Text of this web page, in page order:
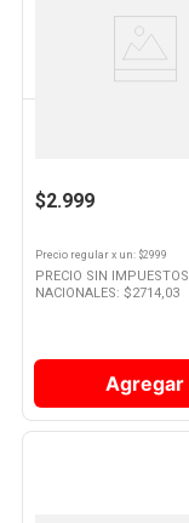
Ver
Producto
$2.999
Precio regular x un: $2999
PRECIO SIN IMPUESTOS
NACIONALES: $2714,03
Agregar